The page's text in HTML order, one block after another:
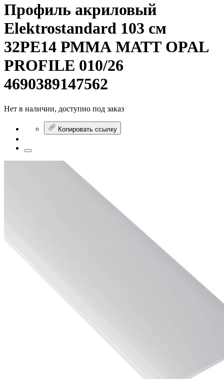
Профиль акриловый
Elektrostandard 103 см
32РЕ14 РММА МАТТ OPAL
PROFILE 010/26
4690389147562
Нет в наличии, доступно под заказ
Копировать ссылку